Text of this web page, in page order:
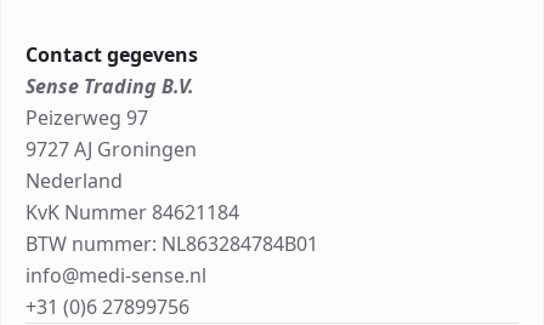
Contact gegevens
Sense Trading B.V.
Peizerweg 97
9727 AJ Groningen
Nederland
KvK Nummer 84621184
BTW nummer: NL863284784B01
info@medi-sense.nl
+31 (0)6 27899756